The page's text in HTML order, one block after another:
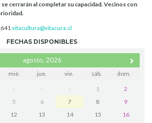
cerrarán al completar su capacidad. Vecinos con
vitacultura@vitacura.cl
FECHAS DISPONIBLES
agosto, 2026
mié. jue. vie. sáb. dom.
- - - 1
2
5 6 7 8
9
12 13 14 15
16